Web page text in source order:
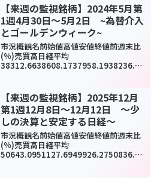
【来週の監視銘柄】2024年5月第
1週4月30日～5月2日 ~為替介入
とゴールデンウィーク~
市況概観名前始値高値安値終値前週末比
(%)売買高日経平均
38312.6638608.1737958.1938236.07
【来週の監視銘柄】2025年12月
第1週12月8日～12月12日 ～少
しの決算と安定する日経～
市況概観名前始値高値安値終値前週末比
(%)売買高日経平均
50643.0951127.6949926.2750836.55